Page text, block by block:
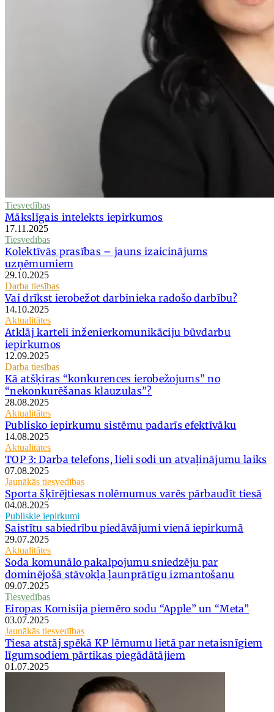
Tiesvedības
Mākslīgais intelekts iepirkumos
17.11.2025
Tiesvedības
Kolektīvās prasības – jauns izaicinājums
uzņēmumiem
29.10.2025
Darba tiesības
Vai drīkst ierobežot darbinieka radošo darbību?
14.10.2025
Aktualitātes
Atklāj karteli inženierkomunikāciju būvdarbu
iepirkumos
12.09.2025
Darba tiesības
Kā atšķiras “konkurences ierobežojums” no
“nekonkurēšanas klauzulas”?
28.08.2025
Aktualitātes
Publisko iepirkumu sistēmu padarīs efektīvāku
14.08.2025
Aktualitātes
TOP 3: Darba telefons, lieli sodi un atvaļinājumu laiks
07.08.2025
Jaunākās tiesvedības
Sporta šķīrējtiesas nolēmumus varēs pārbaudīt tiesā
04.08.2025
Publiskie iepirkumi
Saistītu sabiedrību piedāvājumi vienā iepirkumā
29.07.2025
Aktualitātes
Soda komunālo pakalpojumu sniedzēju par
dominējošā stāvokļa ļaunprātīgu izmantošanu
09.07.2025
Tiesvedības
Eiropas Komisija piemēro sodu “Apple” un “Meta”
03.07.2025
Jaunākās tiesvedības
Tiesa atstāj spēkā KP lēmumu lietā par netaisnīgiem
līgumsodiem pārtikas piegādātājiem
01.07.2025